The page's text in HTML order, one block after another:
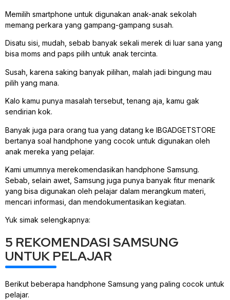
Memilih smartphone untuk digunakan anak-anak sekolah
memang perkara yang gampang-gampang susah.
Disatu sisi, mudah, sebab banyak sekali merek di luar sana yang
bisa moms and paps pilih untuk anak tercinta.
Susah, karena saking banyak pilihan, malah jadi bingung mau
pilih yang mana.
Kalo kamu punya masalah tersebut, tenang aja, kamu gak
sendirian kok.
Banyak juga para orang tua yang datang ke IBGADGETSTORE
bertanya soal handphone yang cocok untuk digunakan oleh
anak mereka yang pelajar.
Kami umumnya merekomendasikan handphone Samsung.
Sebab, selain awet, Samsung juga punya banyak fitur menarik
yang bisa digunakan oleh pelajar dalam merangkum materi,
mencari informasi, dan mendokumentasikan kegiatan.
Yuk simak selengkapnya:
5 REKOMENDASI SAMSUNG
UNTUK PELAJAR
Berikut beberapa handphone Samsung yang paling cocok untuk
pelajar.